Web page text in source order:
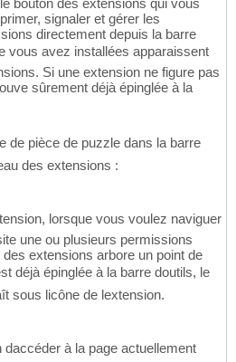
bouton des extensions qui vous
signaler et gérer les
directement depuis la barre
vous avez installées apparaissent
Si une extension ne figure pas
sûrement déjà épinglée à la
de pièce de puzzle dans la barre
des extensions :
lorsque vous voulez naviguer
une ou plusieurs permissions
extensions arbore un point de
déjà épinglée à la barre doutils, le
sous licône de lextension.
à la page actuellement